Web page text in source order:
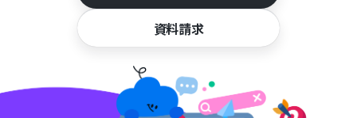
資料請求